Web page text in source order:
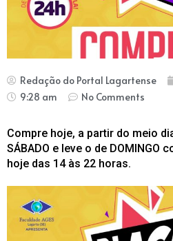
Redação do Portal Lagartense
9:28 am
No Comments
Compre hoje, a partir do meio
SÁBADO e leve o de DOMINGO
hoje das 14 às 22 horas.